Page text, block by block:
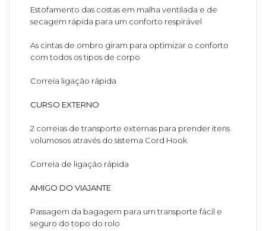
Estofamento das costas em malha ventilada e de
secagem rápida para um conforto respirável
As cintas de ombro giram para optimizar o conforto
com todos os tipos de corpo
Correia ligação rápida
CURSO EXTERNO
2 correias de transporte externas para prender itens
volumosos através do sistema Cord Hook
Correia de ligação rápida
AMIGO DO VIAJANTE
Passagem da bagagem para um transporte fácil e
seguro do topo do rolo